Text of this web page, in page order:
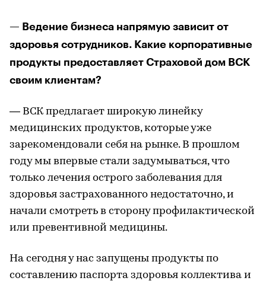
— Ведение бизнеса напрямую зависит от
здоровья сотрудников. Какие корпоративные
продукты предоставляет Страховой дом ВСК
своим клиентам?
— ВСК предлагает широкую линейку
медицинских продуктов, которые уже
зарекомендовали себя на рынке. В прошлом
году мы впервые стали задумываться, что
только лечения острого заболевания для
здоровья застрахованного недостаточно, и
начали смотреть в сторону профилактической
или превентивной медицины.
На сегодня у нас запущены продукты по
составлению паспорта здоровья коллектива и